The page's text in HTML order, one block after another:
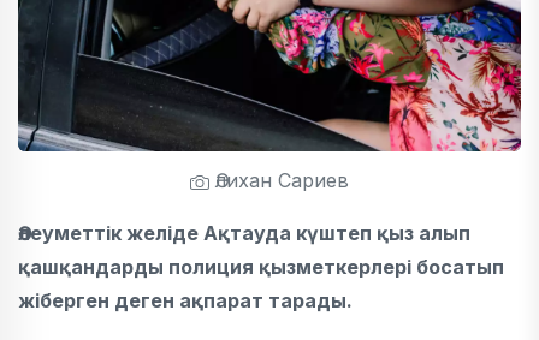
Әлихан Сариев
Әлеуметтік желіде Ақтауда күштеп қыз алып
қашқандарды полиция қызметкерлері босатып
жіберген деген ақпарат тарады.